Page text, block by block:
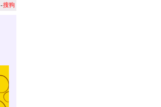
-搜狗